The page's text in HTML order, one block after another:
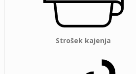
Strošek kajenja